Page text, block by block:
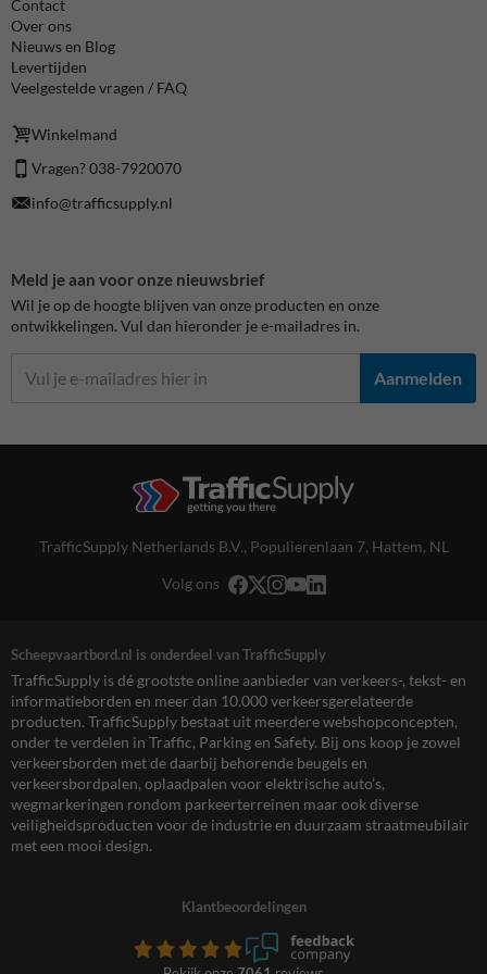
Contact
Over ons
Nieuws en Blog
Levertijden
Veelgestelde vragen / FAQ
Winkelmand
Vragen? 038-7920070
info@trafficsupply.nl
Meld je aan voor onze nieuwsbrief
Wil je op de hoogte blijven van onze producten en onze
ontwikkelingen. Vul dan hieronder je e-mailadres in.
Aanmelden
TrafficSupply Netherlands B.V., Populierenlaan 7, Hattem, NL
Volg ons
Scheepvaartbord.nl is onderdeel van TrafficSupply
TrafficSupply is dé grootste online aanbieder van verkeers-, tekst- en
informatieborden en meer dan 10.000 verkeersgerelateerde
producten. TrafficSupply bestaat uit meerdere webshopconcepten,
onder te verdelen in Traffic, Parking en Safety. Bij ons koop je zowel
verkeersborden met de daarbij behorende beugels en
verkeersbordpalen, oplaadpalen voor elektrische auto’s,
wegmarkeringen rondom parkeerterreinen maar ook diverse
veiligheidsproducten voor de industrie en duurzaam straatmeubilair
met een mooi design.
Klantbeoordelingen